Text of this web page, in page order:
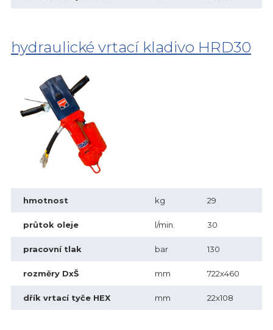
hydraulické vrtací kladivo HRD30
hmotnost kg 29
průtok oleje l/min. 30
pracovní tlak bar 130
rozměry DxŠ mm 722x460
dřík vrtací tyče HEX mm 22x108